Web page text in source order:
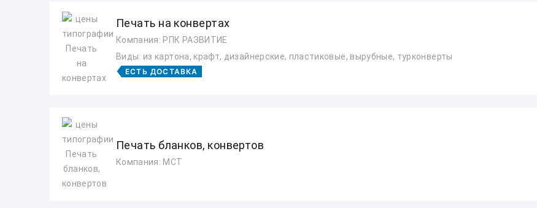
Печать на конвертах
Компания: РПК РАЗВИТИЕ
Виды: из картона, крафт, дизайнерские, пластиковые, вырубные, турконверты
ЕСТЬ ДОСТАВКА
Печать бланков, конвертов
Компания: МСТ